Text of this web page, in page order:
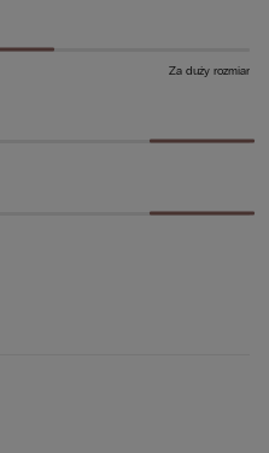
Za duży rozmiar